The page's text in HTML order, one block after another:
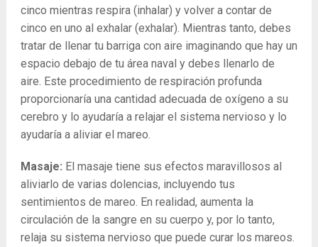
cinco mientras respira (inhalar) y volver a contar de
cinco en uno al exhalar (exhalar). Mientras tanto, debes
tratar de llenar tu barriga con aire imaginando que hay un
espacio debajo de tu área naval y debes llenarlo de
aire. Este procedimiento de respiración profunda
proporcionaría una cantidad adecuada de oxígeno a su
cerebro y lo ayudaría a relajar el sistema nervioso y lo
ayudaría a aliviar el mareo.
Masaje: El masaje tiene sus efectos maravillosos al
aliviarlo de varias dolencias, incluyendo tus
sentimientos de mareo. En realidad, aumenta la
circulación de la sangre en su cuerpo y, por lo tanto,
relaja su sistema nervioso que puede curar los mareos.